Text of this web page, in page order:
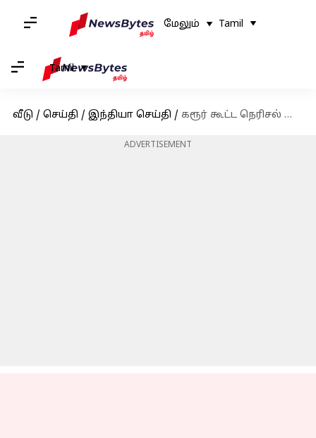
மேலும் Tamil
Tamil
வீடு / செய்தி / இந்தியா செய்தி / கரூர் கூட்ட நெரிசல் சோகம்: உயிரிழந்தோர் குடும்பங்களுக்கு ரூ.1 கோடி நிவாரணம் வழங்குவதாக காங்கிரஸ் கட்சி அறிவிப்பு
ADVERTISEMENT